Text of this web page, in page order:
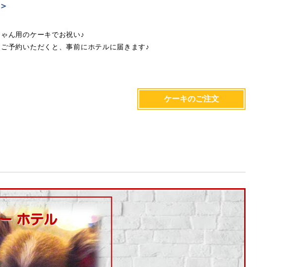
ん用のケーキでお祝い♪
予約いただくと、事前にホテルに届きます♪
ケーキのご注文